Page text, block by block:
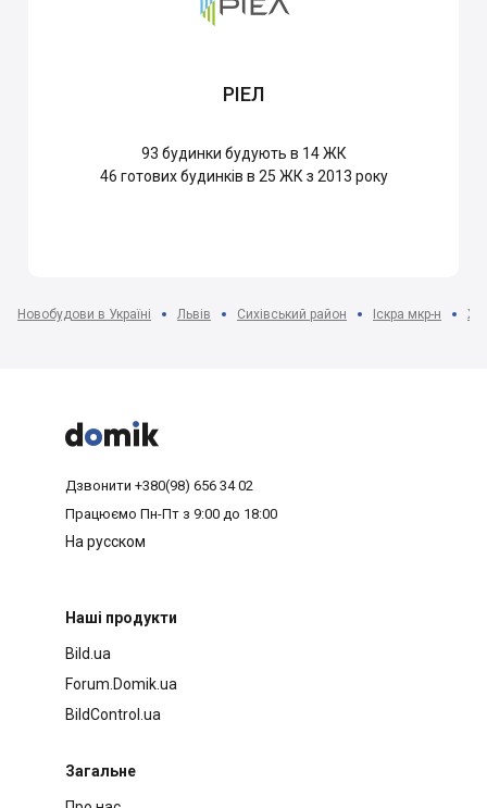
РІЕЛ
93 будинки будують в 14 ЖК
46 готових будинків в 25 ЖК з 2013 року
Новобудови в Україні Львів Сихівський район Іскра мкр-н ЖК



Дзвонити +380(98) 656 34 02
Працюємо Пн-Пт з 9:00 до 18:00
На русском
Наші продукти
Bild.ua
Forum.Domik.ua
BildControl.ua
Загальне